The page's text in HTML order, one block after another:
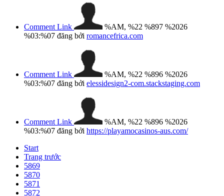
Comment Link
%AM, %22 %897 %2026
%03:%07 đăng bởi romancefrica.com
Comment Link
%AM, %22 %896 %2026
%03:%07 đăng bởi elessidesign2-com.stackstaging.com
Comment Link
%AM, %22 %896 %2026
%03:%07 đăng bởi https://playamocasinos-aus.com/
Start
Trang trước
5869
5870
5871
5872